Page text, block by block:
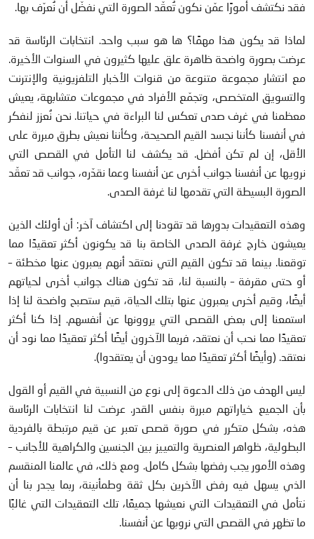
فقد نكتشف أمورًا عمّن نكون تُعقّد الصورة التي نفضّل أن نُعرّف بها.
لماذا قد يكون هذا مهمًا؟ ها هو سبب واحد. انتخابات الرئاسة قد
عرضت بصورة واضحة ظاهرة علق عليها كثيرون في السنوات الأخيرة.
مع انتشار مجموعة متنوعة من قنوات الأخبار التلفزيونية والإنترنت
والتسويق المتخصص، وتجمّع الأفراد في مجموعات متشابهة، يعيش
معظمنا في غرف صدى تعكس لنا البراءة في حياتنا. نحن نُعزز لنفكر
في أنفسنا كأننا نجسد القيم الصحيحة، وكأننا نعيش بطرق مبررة على
الأقل، إن لم تكن أفضل. قد يكشف لنا التأمل في القصص التي
نرويها عن أنفسنا جوانب أخرى عن أنفسنا وعما نقدّره، جوانب قد تعقّد
الصورة البسيطة التي تقدمها لنا غرفة الصدى.
وهذه التعقيدات بدورها قد تقودنا إلى اكتشاف آخر: أن أولئك الذين
يعيشون خارج غرفة الصدى الخاصة بنا قد يكونون أكثر تعقيدًا مما
توقعنا. بينما قد تكون القيم التي نعتقد أنهم يعبرون عنها مخطئة –
أو حتى مقرفة – بالنسبة لنا، قد تكون هناك جوانب أخرى لحياتهم
أيضًا، وقيم أخرى يعبرون عنها بتلك الحياة، قيم ستصبح واضحة لنا إذا
استمعنا إلى بعض القصص التي يروونها عن أنفسهم. إذا كنا أكثر
تعقيدًا مما نحب أن نعتقد، فربما الآخرون أيضًا أكثر تعقيدًا مما نود أن
نعتقد. (وأيضًا أكثر تعقيدًا مما يودون أن يعتقدوا).
ليس الهدف من ذلك الدعوة إلى نوع من النسبية في القيم أو القول
بأن الجميع خياراتهم مبررة بنفس القدر. عرضت لنا انتخابات الرئاسة
هذه، بشكل متكرر في صورة قصص تعبر عن قيم مرتبطة بالفردية
البطولية، ظواهر العنصرية والتمييز بين الجنسين والكراهية للأجانب –
وهذه الأمور يجب رفضها بشكل كامل. ومع ذلك، في عالمنا المنقسم
الذي يسهل فيه رفض الآخرين بكل ثقة وطمأنينة، ربما يجدر بنا أن
نتأمل في التعقيدات التي نعيشها جميعًا، تلك التعقيدات التي غالبًا
ما تظهر في القصص التي نروبها عن أنفسنا.